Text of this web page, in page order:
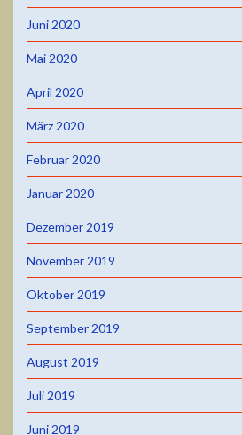
Juni 2020
Mai 2020
April 2020
März 2020
Februar 2020
Januar 2020
Dezember 2019
November 2019
Oktober 2019
September 2019
August 2019
Juli 2019
Juni 2019